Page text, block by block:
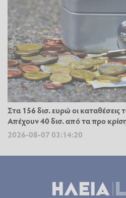
Στα 156 δισ. ευρώ οι καταθέσεις
Απέχουν 40 δισ. από τα προ
2026-08-07 03:14:20